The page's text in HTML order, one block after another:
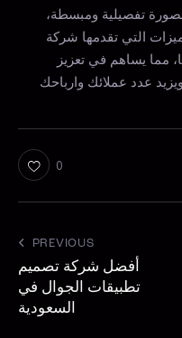
تفصيلية ومبسطة،
التي تقدمها شركة
مما يساهم في تعزيز
0
PREVIOUS
أفضل شركة تصميم
تطبيقات الجوال في
السعودية